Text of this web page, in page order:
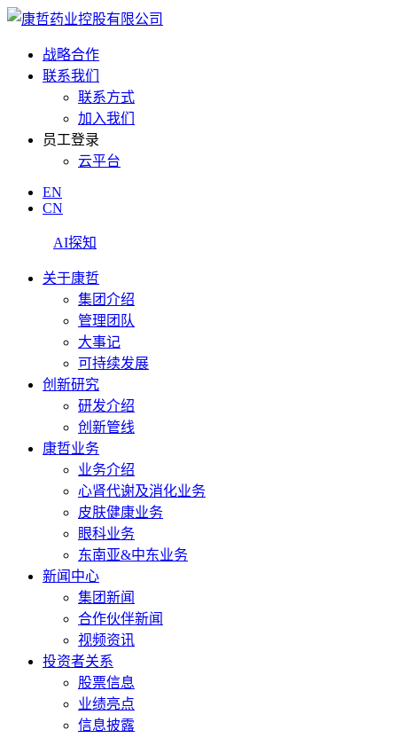
战略合作
联系我们
联系方式
加入我们
员工登录
云平台
EN
CN
AI探知
关于康哲
集团介绍
管理团队
大事记
可持续发展
创新研究
研发介绍
创新管线
康哲业务
业务介绍
心肾代谢及消化业务
皮肤健康业务
眼科业务
东南亚&中东业务
新闻中心
集团新闻
合作伙伴新闻
视频资讯
投资者关系
股票信息
业绩亮点
信息披露